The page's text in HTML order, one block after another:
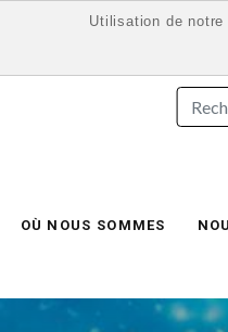
OÙ NOUS SOMMES
Utilisation de